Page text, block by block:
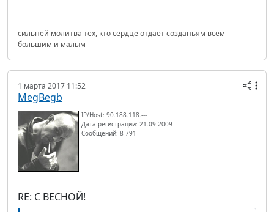
сильней молитва тех, кто сердце отдает созданьям всем -
большим и малым
1 марта 2017 11:52
MegBegb
IP/Host: 90.188.118.---
Дата регистрации: 21.09.2009
Сообщений: 8 791
RE: С ВЕСНОЙ!